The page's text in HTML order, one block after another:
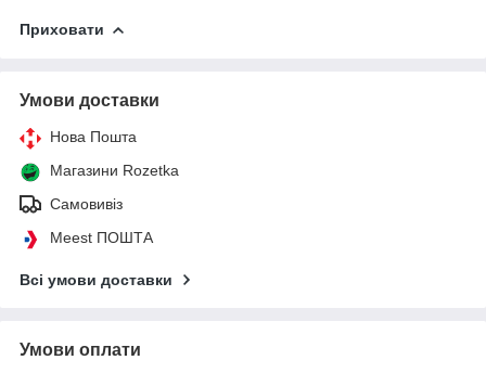
Приховати
Умови доставки
Нова Пошта
Магазини Rozetka
Самовивіз
Meest ПОШТА
Всі умови доставки
Умови оплати